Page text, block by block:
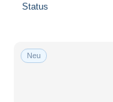
Status
Neu